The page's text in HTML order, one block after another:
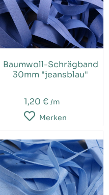
Baumwoll-Schrägband
30mm "jeansblau"
1,20 €/m
Merken